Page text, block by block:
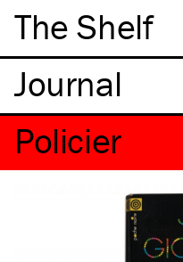
The Shelf
Policier